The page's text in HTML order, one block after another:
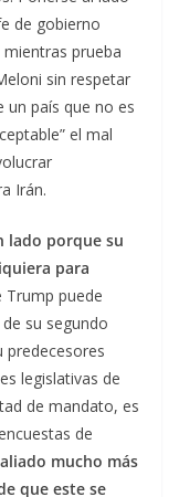
de gobierno
prueba
sin respetar
un país que no es
el mal
Irán.
lado porque su
para
Trump puede
su segundo
legislativas de
de mandato, es
de
mucho más
que este se